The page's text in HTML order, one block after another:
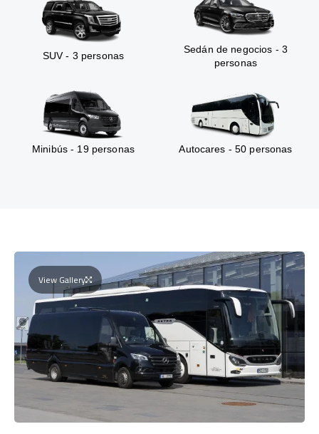
SUV - 3 personas
Sedán de negocios - 3
personas
Minibús - 19 personas Autocares - 50 personas
View Gallery